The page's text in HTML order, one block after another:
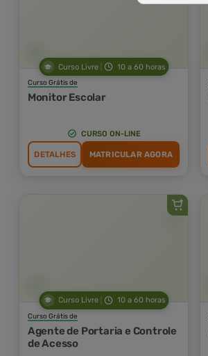
Curso Livre 10 a 60 horas
Curso Grátis de
Monitor Escolar
CURSO ON-LINE
DETALHES MATRICULAR AGORA
Curso Livre 10 a 60 horas
Curso Grátis de
Agente de Portaria e Controle
de Acesso